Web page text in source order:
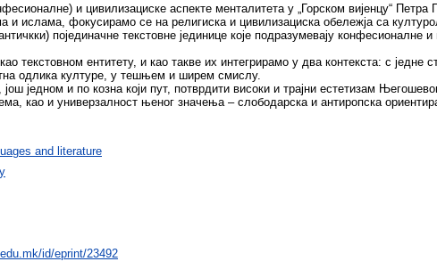
и цивилизациске аспекте менталитета у „Горском вијенцу“
и ислама, фокусирамо се на религиска и цивилизациска обележја са
појединачне текстовне јединице које подразумевају конфесионалне
текстовном ентитету, и као такве их интегрирамо у два контекста: с једне
одлика културе, у тешњем и ширем смислу.
једном и по козна који пут, потврдити високи и трајни естетизам
као и универзалност њеног значења – слободарска и антиропска
and literature
id/eprint/23492